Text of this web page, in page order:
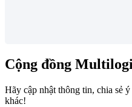
Cộng đồng
Hãy cập nhật thông tin, chia sẻ
khác!